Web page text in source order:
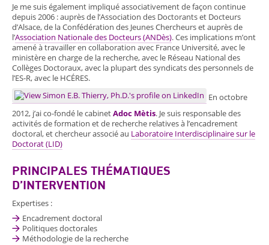
Je me suis également impliqué associativement de façon continue
depuis 2006 : auprès de l’Association des Doctorants et Docteurs
d’Alsace, de la Confédération des Jeunes Chercheurs et auprès de
l’Association Nationale des Docteurs (ANDès). Ces implications m’ont
amené à travailler en collaboration avec France Université, avec le
ministère en charge de la recherche, avec le Réseau National des
Collèges Doctoraux, avec la plupart des syndicats des personnels de
l’ES-R, avec le HCÉRES.
En octobre
2012, j’ai co-fondé le cabinetAdoc Mètis. Je suis responsable des
activités de formation et de recherche relatives à l’encadrement
doctoral, et chercheur associé au Laboratoire Interdisciplinaire sur le
Doctorat (LID)
PRINCIPALES THÉMATIQUES
D’INTERVENTION
Expertises :
Encadrement doctoral
Politiques doctorales
Méthodologie de la recherche